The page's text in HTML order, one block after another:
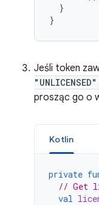
}
}
Jeśli token
"UNLICENSED"
prosząc go o
Kotlin
private
// Get
val